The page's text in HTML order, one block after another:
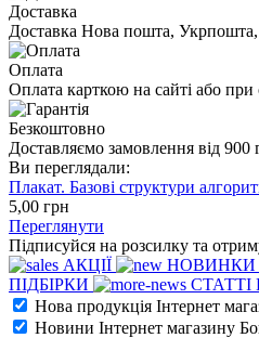
Доставка
Доставка Нова пошта, Укрпошта,
Оплата
Оплата карткою на сайті або при
Безкоштовно
Доставляємо замовлення від 900
Ви переглядали:
Плакат. Базові структури
5,00 грн
Переглянути
Підписуйся на розсилку та
АКЦІЇ
НОВИНКИ
ПІДБІРКИ
СТАТТІ
Нова продукція Інтернет
Новини Інтернет магазину